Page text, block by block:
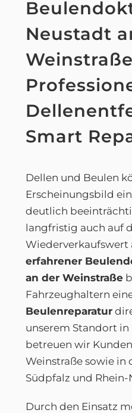
Neustadt
Smart
Dellen und Beulen
Erscheinungsbild
deutlich
langfristig auch auf
Wiederverkaufswert
erfahrener
an der Weinstraße
Fahrzeughaltern
Beulenreparatur
unserem Standort in
betreuen wir
Weinstraße sowie in
Südpfalz und
Durch den Einsatz